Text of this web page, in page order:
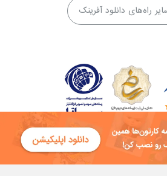
راه‌های دانلود آفرینک
توسعه فناوی هفت آسمان توکان تعلق دارد و